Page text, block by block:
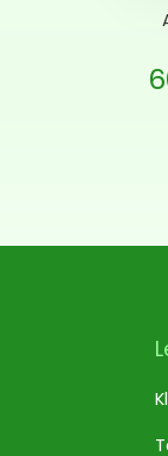
Algne hind oli: